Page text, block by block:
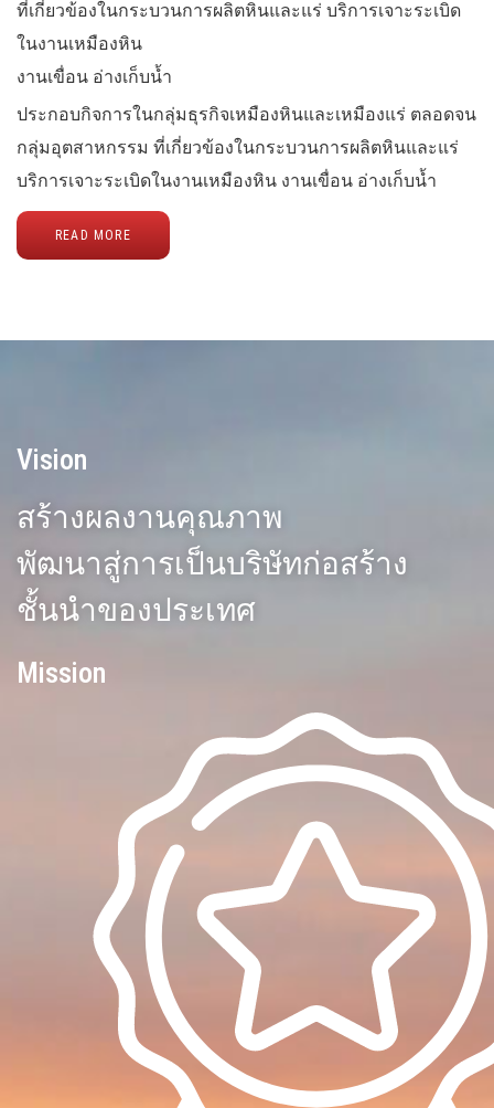
ที่เกี่ยวข้องในกระบวนการผลิตหินและแร่ บริการเจาะระเบิด
ในงานเหมืองหิน
งานเขื่อน อ่างเก็บน้ำ
ประกอบกิจการในกลุ่มธุรกิจเหมืองหินและเหมืองแร่ ตลอดจน
กลุ่มอุตสาหกรรม ที่เกี่ยวข้องในกระบวนการผลิตหินและแร่
บริการเจาะระเบิดในงานเหมืองหิน งานเขื่อน อ่างเก็บน้ำ
READ MORE
Vision
สร้างผลงานคุณภาพ
พัฒนาสู่การเป็นบริษัทก่อสร้าง
ชั้นนำของประเทศ
Mission